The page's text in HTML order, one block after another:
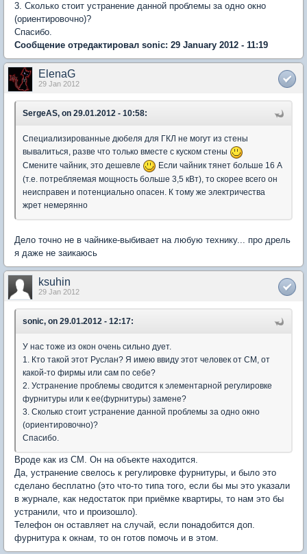
3. Сколько стоит устранение данной проблемы за одно окно
(ориентировочно)?
Спасибо.
Сообщение отредактировал sonic: 29 January 2012 - 11:19
ElenaG
29 Jan 2012
SergeAS, on 29.01.2012 - 10:58:
Специализированные дюбеля для ГКЛ не могут из стены
вывалиться, разве что только вместе с куском стены
Смените чайник, это дешевле
Если чайник тянет больше 16 А
(т.е. потребляемая мощность больше 3,5 кВт), то скорее всего он
неисправен и потенциально опасен. К тому же электричества
жрет немерянно
Дело точно не в чайнике-выбивает на любую технику... про дрель
я даже не заикаюсь
ksuhin
29 Jan 2012
sonic, on 29.01.2012 - 12:17:
У нас тоже из окон очень сильно дует.
1. Кто такой этот Руслан? Я имею ввиду этот человек от СМ, от
какой-то фирмы или сам по себе?
2. Устранение проблемы сводится к элементарной регулировке
фурнитуры или к ее(фурнитуры) замене?
3. Сколько стоит устранение данной проблемы за одно окно
(ориентировочно)?
Спасибо.
Вроде как из СМ. Он на объекте находится.
Да, устранение свелось к регулировке фурнитуры, и было это
сделано бесплатно (это что-то типа того, если бы мы это указали
в журнале, как недостаток при приёмке квартиры, то нам это бы
устранили, что и произошло).
Телефон он оставляет на случай, если понадобится доп.
фурнитура к окнам, то он готов помочь и в этом.